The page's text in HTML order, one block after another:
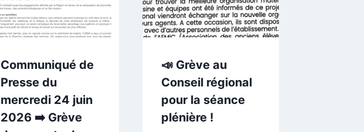
Communiqué de
Presse du
mercredi 24 juin
2026 ➡️ Grève
📣 Grève au
Conseil régional
pour la séance
plénière !